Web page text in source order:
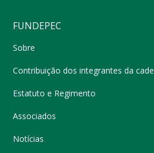
FUNDEPEC
Sobre
Contribuição dos integrantes da
Estatuto e Regimento
Associados
Notícias